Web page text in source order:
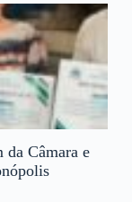
da Câmara e